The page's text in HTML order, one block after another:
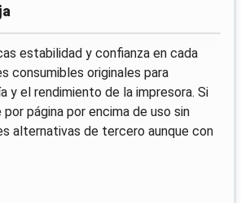
estabilidad y confianza en cada
consumibles originales para
y el rendimiento de la impresora. Si
página por encima de uso sin
alternativas de tercero aunque con